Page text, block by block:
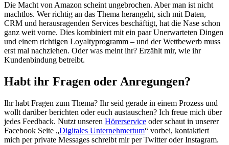
Die Macht von Amazon scheint ungebrochen. Aber man ist nicht
machtlos. Wer richtig an das Thema herangeht, sich mit Daten,
CRM und herausragenden Services beschäftigt, hat die Nase schon
ganz weit vorne. Dies kombiniert mit ein paar Unerwarteten Dingen
und einem richtigen Loyaltyprogramm – und der Wettbewerb muss
erst mal nachziehen. Oder was meint ihr? Erzählt mir, wie ihr
Kundenbindung betreibt.
Habt ihr Fragen oder Anregungen?
Ihr habt Fragen zum Thema? Ihr seid gerade in einem Prozess und
wollt darüber berichten oder euch austauschen? Ich freue mich über
jedes Feedback. Nutzt unseren Hörerservice oder schaut in unserer
Facebook Seite „Digitales Unternehmertum“ vorbei, kontaktiert
mich per private Messages schreibt mir per Twitter oder Instagram.